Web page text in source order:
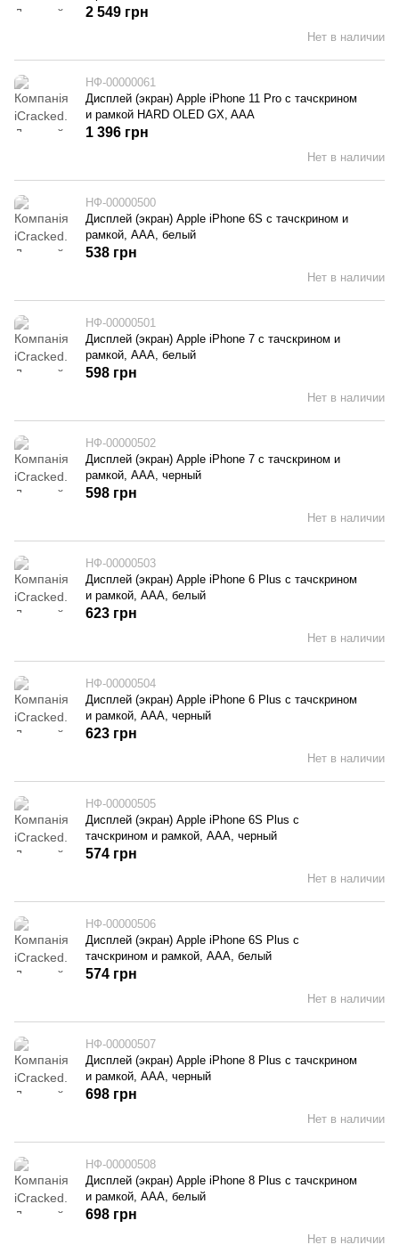
Нет в наличии
2 549 грн
НФ-00000061
Дисплей (экран) Apple iPhone 11 Pro с тачскрином
и рамкой HARD OLED GX, AAA
Нет в наличии
1 396 грн
НФ-00000500
Дисплей (экран) Apple iPhone 6S с тачскрином и
рамкой, AAA, белый
Нет в наличии
538 грн
НФ-00000501
Дисплей (экран) Apple iPhone 7 с тачскрином и
рамкой, AAA, белый
Нет в наличии
598 грн
НФ-00000502
Дисплей (экран) Apple iPhone 7 с тачскрином и
рамкой, AAA, черный
Нет в наличии
598 грн
НФ-00000503
Дисплей (экран) Apple iPhone 6 Plus с тачскрином
и рамкой, AAA, белый
Нет в наличии
623 грн
НФ-00000504
Дисплей (экран) Apple iPhone 6 Plus с тачскрином
и рамкой, AAA, черный
Нет в наличии
623 грн
НФ-00000505
Дисплей (экран) Apple iPhone 6S Plus с
тачскрином и рамкой, AAA, черный
Нет в наличии
574 грн
НФ-00000506
Дисплей (экран) Apple iPhone 6S Plus с
тачскрином и рамкой, AAA, белый
Нет в наличии
574 грн
НФ-00000507
Дисплей (экран) Apple iPhone 8 Plus с тачскрином
и рамкой, AAA, черный
Нет в наличии
698 грн
НФ-00000508
Дисплей (экран) Apple iPhone 8 Plus с тачскрином
и рамкой, AAA, белый
Нет в наличии
698 грн